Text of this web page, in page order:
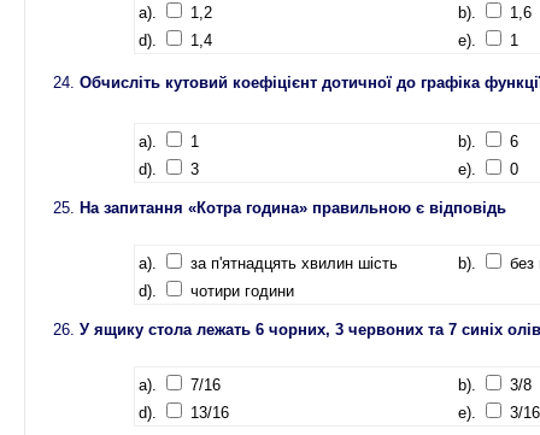
a). 1,2 b).
1,6
d).
1,4 e). 1
Обчисліть кутовий коефіцієнт дотичної до графіка
a). 1 b).
6
d).
3 e). 0
На запитання «Котра година» правильною є відповідь
a). за п'ятнадцять хвилин шість b).
без
d).
чотири години
У ящику стола лежать 6 чорних, 3 червоних та 7 синіх
a). 7/16 b).
3/8
d).
13/16 e). 3/16